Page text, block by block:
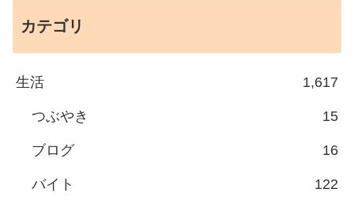
カテゴリ
生活 1,617
つぶやき 15
ブログ 16
バイト 122